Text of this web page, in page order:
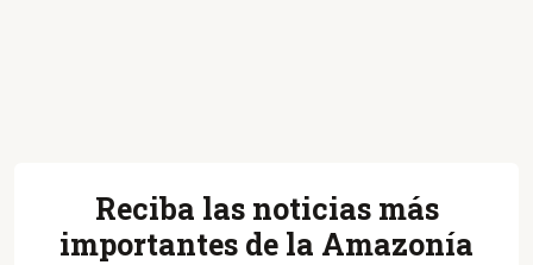
Reciba las noticias más
importantes de la Amazonía